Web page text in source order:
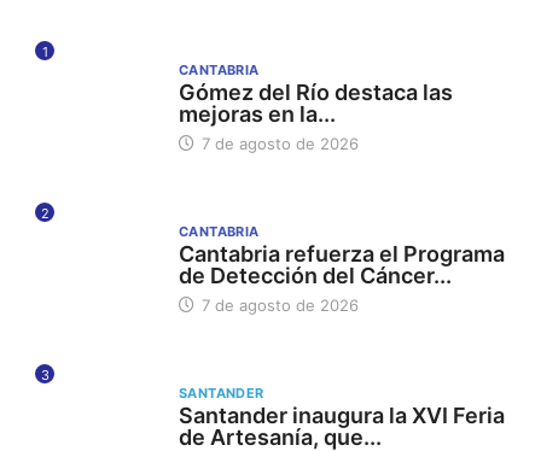
1
CANTABRIA
Gómez del Río destaca las
mejoras en la...
7 de agosto de 2026
2
CANTABRIA
Cantabria refuerza el Programa
de Detección del Cáncer...
7 de agosto de 2026
3
SANTANDER
Santander inaugura la XVI Feria
de Artesanía, que...